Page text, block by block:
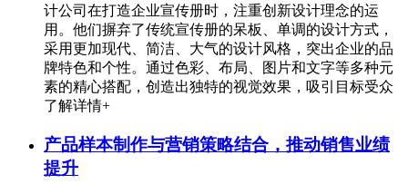
计公司在打造企业宣传册时，注重创新设计理念的运
用。他们摒弃了传统宣传册的呆板、单调的设计方式，
采用更加现代、简洁、大气的设计风格，突出企业的品
牌特色和个性。通过色彩、布局、图片和文字等多种元
素的精心搭配，创造出独特的视觉效果，吸引目标受众
了解详情+
产品样本制作与营销策略结合，推动销售业绩
提升